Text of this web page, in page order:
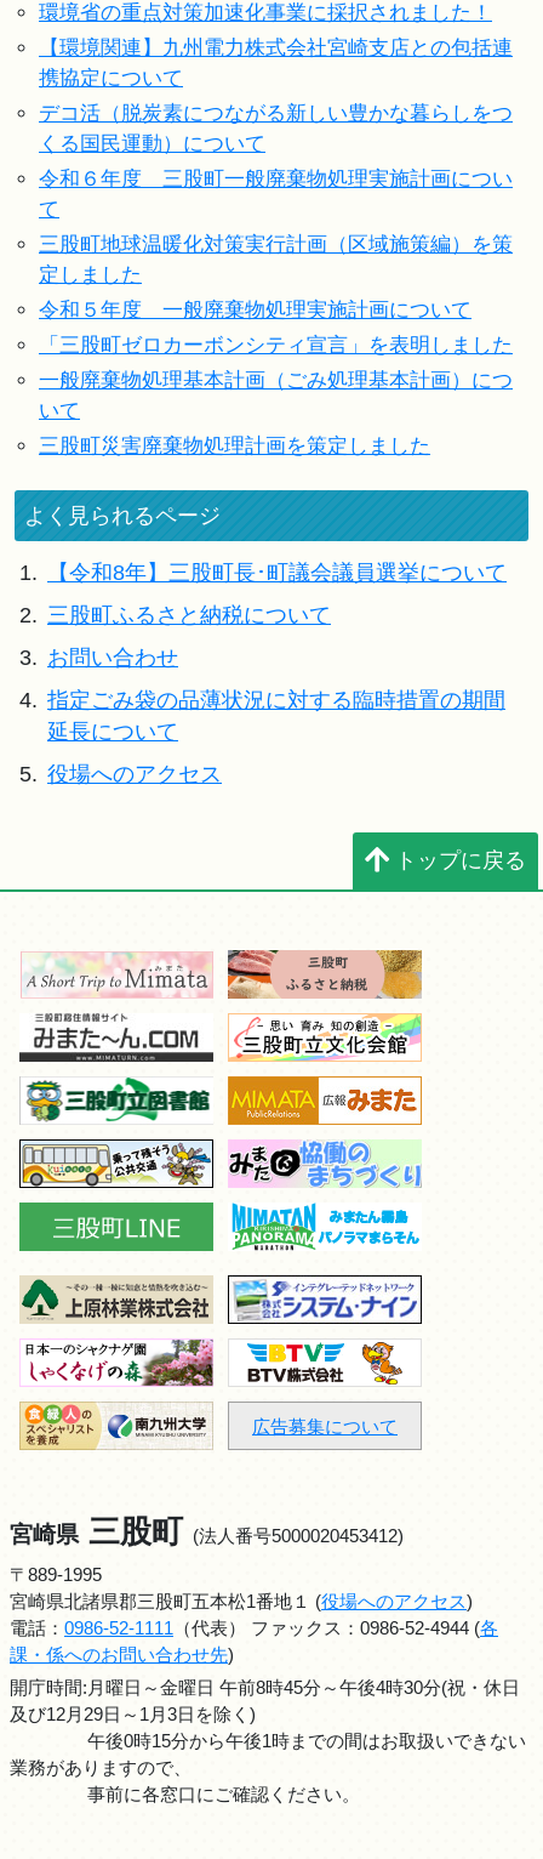
環境省の重点対策加速化事業に採択されました！
【環境関連】九州電力株式会社宮崎支店との包括連
携協定について
デコ活（脱炭素につながる新しい豊かな暮らしをつ
くる国民運動）について
令和６年度 三股町一般廃棄物処理実施計画につい
て
三股町地球温暖化対策実行計画（区域施策編）を策
定しました
令和５年度 一般廃棄物処理実施計画について
「三股町ゼロカーボンシティ宣言」を表明しました
一般廃棄物処理基本計画（ごみ処理基本計画）につ
いて
三股町災害廃棄物処理計画を策定しました
よく見られるページ
1.
【令和8年】三股町長･町議会議員選挙について
2. 三股町ふるさと納税について
3. お問い合わせ
4. 指定ごみ袋の品薄状況に対する臨時措置の期間
延長について
5. 役場へのアクセス
トップに戻る
広告募集について
宮崎県 三股町 (法人番号5000020453412)
〒889-1995
宮崎県北諸県郡三股町五本松1番地１ (役場へのアクセス)
電話： 0986-52-1111 （代表） ファックス：0986-52-4944 (各
課・係へのお問い合わせ先)
開庁時間:月曜日～金曜日 午前8時45分～午後4時30分(祝・休日
及び12月29日～1月3日を除く)
午後0時15分から午後1時までの間はお取扱いできない
業務がありますので、
事前に各窓口にご確認ください。